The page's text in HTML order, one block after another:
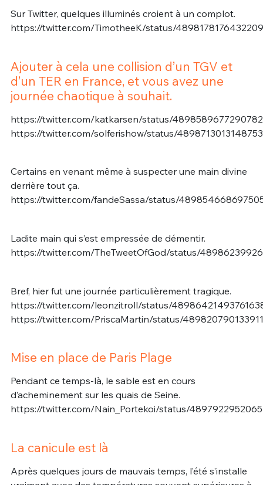
Sur Twitter, quelques illuminés croient à un complot.
https://twitter.com/TimotheeK/status/
Ajouter à cela une collision d’un TGV et
d’un TER en France, et vous avez une
journée chaotique à souhait.
https://twitter.com/katkarsen/status/
https://twitter.com/solferishow/status/
Certains en venant même à suspecter une main divine
derrière tout ça.
https://twitter.com/fandeSassa/status/
Ladite main qui s’est empressée de démentir.
https://twitter.com/TheTweetOfGod/status/
Bref, hier fut une journée particulièrement tragique.
https://twitter.com/leonzitroll/status/
https://twitter.com/PriscaMartin/status/
Mise en place de Paris Plage
Pendant ce temps-là, le sable est en cours
d’acheminement sur les quais de Seine.
https://twitter.com/Nain_Portekoi/status/
La canicule est là
Après quelques jours de mauvais temps, l’été s’installe